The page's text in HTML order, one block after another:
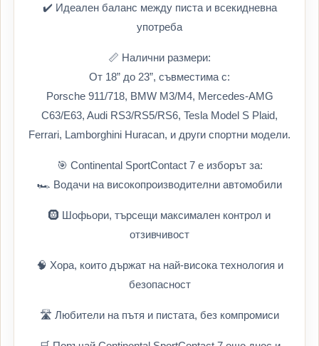
✔️ Идеален баланс между писта и всекидневна
употреба
📏 Налични размери:
От 18” до 23”, съвместима с:
Porsche 911/718, BMW M3/M4, Mercedes-AMG
C63/E63, Audi RS3/RS5/RS6, Tesla Model S Plaid,
Ferrari, Lamborghini Huracan, и други спортни модели.
🎯 Continental SportContact 7 е изборът за:
🏎️ Водачи на високопроизводителни автомобили
🛞 Шофьори, търсещи максимален контрол и
отзивчивост
🧠 Хора, които държат на най-висока технология и
безопасност
🛣️ Любители на пътя и пистата, без компромиси